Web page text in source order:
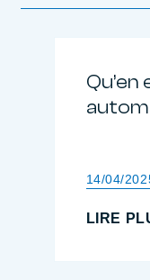
14/04/
LIRE